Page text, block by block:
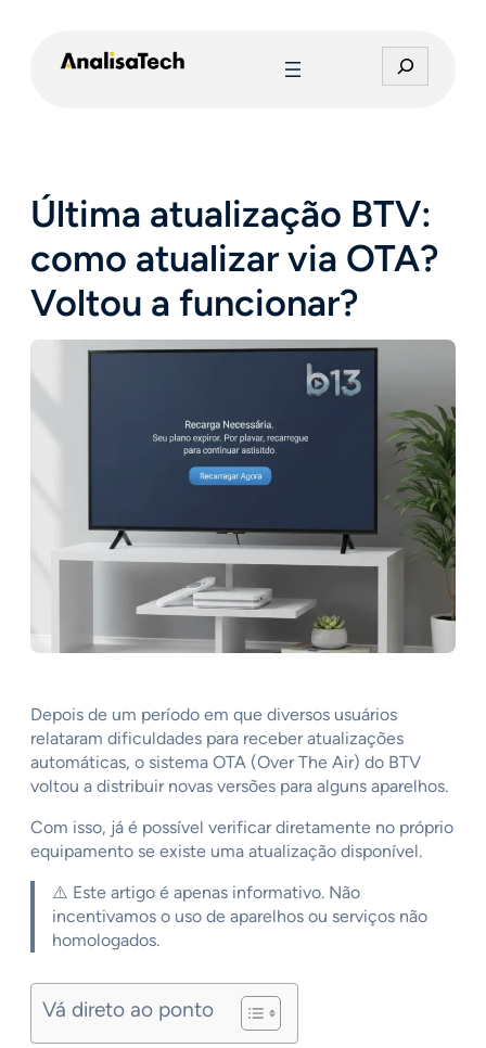
e
s
a
r
Última atualização BTV:
como atualizar via OTA?
Voltou a funcionar?
Depois de um período em que diversos usuários
relataram dificuldades para receber atualizações
automáticas, o sistema OTA (Over The Air) do BTV
voltou a distribuir novas versões para alguns aparelhos.
Com isso, já é possível verificar diretamente no próprio
equipamento se existe uma atualização disponível.
⚠️ Este artigo é apenas informativo. Não
incentivamos o uso de aparelhos ou serviços não
homologados.
Vá direto ao ponto